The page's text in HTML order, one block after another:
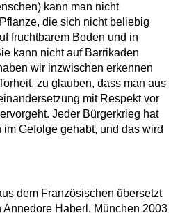
kann man nicht
die sich nicht beliebig
fruchtbarem Boden und in
kann nicht auf Barrikaden
wir inzwischen erkennen
zu glauben, dass man aus
mit Respekt vor
Jeder Bürgerkrieg hat
Gefolge gehabt, und das wird
dem Französischen übersetzt
Haberl, München 2003